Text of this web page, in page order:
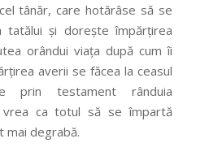
tânăr, care hotărâse să se
tatălui și dorește împărțirea
orândui viața după cum îi
averii se făcea la ceasul
prin testament rânduia
vrea ca totul să se împartă
mai degrabă.